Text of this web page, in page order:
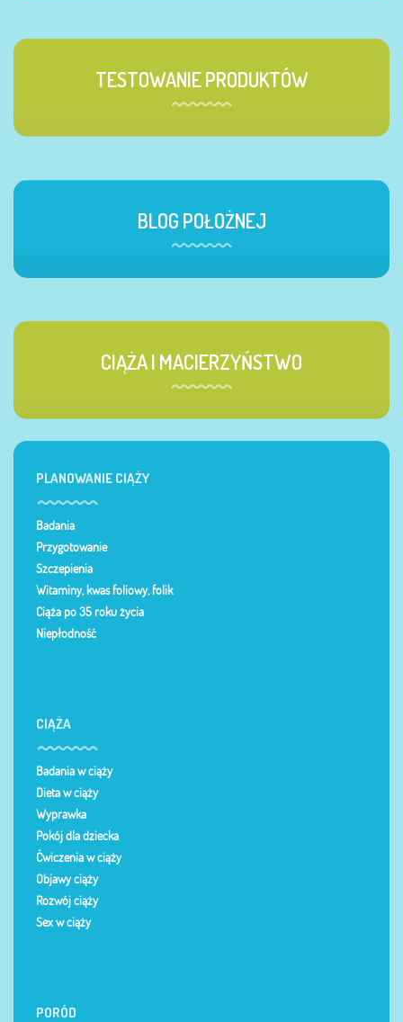
TESTOWANIE PRODUKTÓW
BLOG POŁOŻNEJ
CIĄŻA I MACIERZYŃSTWO
PLANOWANIE CIĄŻY
Badania
Przygotowanie
Szczepienia
Witaminy, kwas foliowy, folik
Ciąża po 35 roku życia
Niepłodność
CIĄŻA
Badania w ciąży
Dieta w ciąży
Wyprawka
Pokój dla dziecka
Ćwiczenia w ciąży
Objawy ciąży
Rozwój ciąży
Sex w ciąży
PORÓD